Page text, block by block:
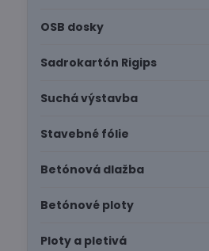
OSB dosky
Sadrokartón Rigips
Suchá výstavba
Stavebné fólie
Betónová dlažba
Betónové ploty
Ploty a pletivá